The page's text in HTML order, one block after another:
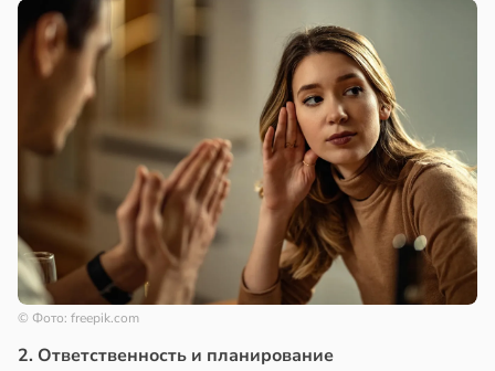
© Фото: freepik.com
2. Ответственность и планирование